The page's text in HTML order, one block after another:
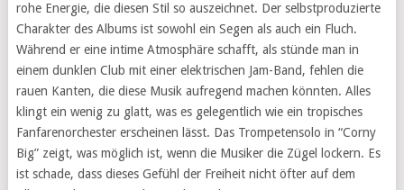
rohe Energie, die diesen Stil so auszeichnet. Der selbstproduzierte
Charakter des Albums ist sowohl ein Segen als auch ein Fluch.
Während er eine intime Atmosphäre schafft, als stünde man in
einem dunklen Club mit einer elektrischen Jam-Band, fehlen die
rauen Kanten, die diese Musik aufregend machen könnten. Alles
klingt ein wenig zu glatt, was es gelegentlich wie ein tropisches
Fanfarenorchester erscheinen lässt. Das Trompetensolo in “Corny
Big” zeigt, was möglich ist, wenn die Musiker die Zügel lockern. Es
ist schade, dass dieses Gefühl der Freiheit nicht öfter auf dem